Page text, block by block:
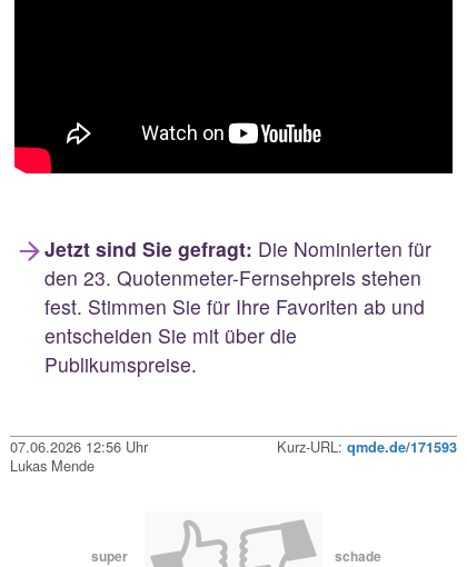
Jetzt sind Sie gefragt: Die Nominierten für
den 23. Quotenmeter-Fernsehpreis stehen
fest. Stimmen Sie für Ihre Favoriten ab und
entscheiden Sie mit über die
Publikumspreise.
07.06.2026 12:56 Uhr Kurz-URL: qmde.de/171593
Lukas Mende
super schade